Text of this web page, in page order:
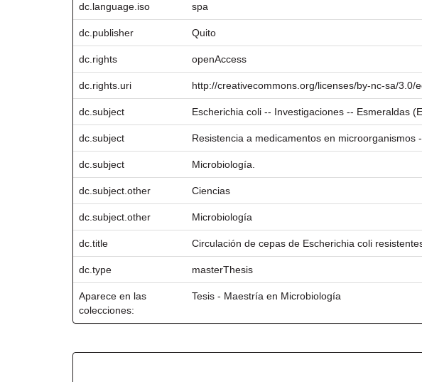
dc.language.iso spa
dc.publisher Quito
dc.rights openAccess
dc.rights.uri http://creativecommons.org/licenses/by-nc-sa/3.0/
dc.subject Escherichia coli -- Investigaciones -- Esmeraldas
dc.subject Resistencia a medicamentos en microorganismos
dc.subject Microbiología.
dc.subject.other Ciencias
dc.subject.other Microbiología
dc.title Circulación de cepas de Escherichia coli
dc.type masterThesis
Aparece en las
colecciones:
Tesis - Maestría en Microbiología